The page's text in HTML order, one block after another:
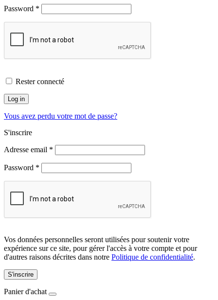
Password *
Rester connecté
Log in
Vous avez perdu votre mot de passe?
S'inscrire
Adresse email *
Password *
Vos données personnelles seront utilisées pour soutenir votre
expérience sur ce site, pour gérer l'accès à votre compte et pour
d'autres raisons décrites dans notre Politique de confidentialité.
S'inscrire
Panier d'achat